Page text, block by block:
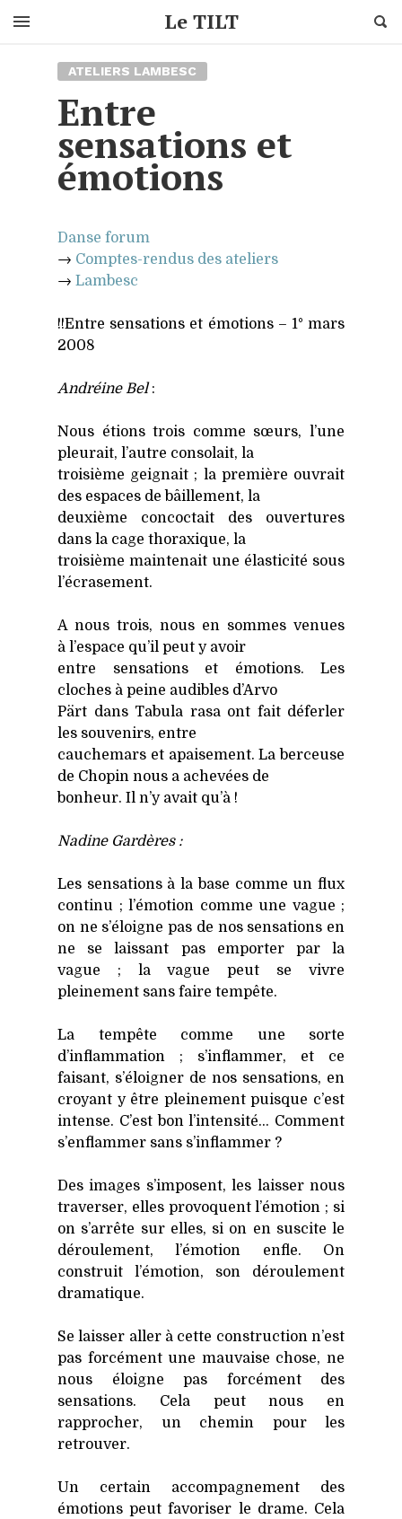
Le TILT
ATELIERS LAMBESC
Entre
sensations et
émotions
Danse forum
→ Comptes-ren­dus des ate­liers
→ Lam­besc
!!Entre sen­sa­tions et émo­tions – 1° mars
2008
Andréine Bel:
Nous étions trois comme sœurs, l’une
pleu­rait, l’autre conso­lait, la
troi­sième gei­gnait ; la pre­mière ouvrait
des espaces de bâille­ment, la
deuxième concoc­tait des ouver­tures
dans la cage tho­raxique, la
troi­sième main­te­nait une élas­ti­ci­té sous
l’écrasement.
A nous trois, nous en sommes venues
à l’espace qu’il peut y avoir
entre sen­sa­tions et émo­tions. Les
cloches à peine audibles d’Arvo
Pärt dans Tabu­la rasa ont fait défer­ler
les sou­ve­nirs, entre
cau­che­mars et apai­se­ment. La ber­ceuse
de Cho­pin nous a ache­vées de
bon­heur. Il n’y avait qu’à !
Nadine Gar­dères :
Les sen­sa­tions à la base comme un flux
conti­nu ; l’émotion comme une vague ;
on ne s’éloigne pas de nos sen­sa­tions en
ne se lais­sant pas empor­ter par la
vague ; la vague peut se vivre
plei­ne­ment sans faire tem­pête.
La tem­pête comme une sorte
d’inflammation ; s’inflammer, et ce
fai­sant, s’éloigner de nos sen­sa­tions, en
croyant y être plei­ne­ment puisque c’est
intense. C’est bon l’intensité… Com­ment
s’enflammer sans s’inflammer ?
Des images s’imposent, les lais­ser nous
tra­ver­ser, elles pro­voquent l’émotion ; si
on s’arrête sur elles, si on en sus­cite le
dérou­le­ment, l’émotion enfle. On
construit l’émotion, son dérou­le­ment
dra­ma­tique.
Se lais­ser aller à cette construc­tion n’est
pas for­cé­ment une mau­vaise chose, ne
nous éloigne pas for­cé­ment des
sen­sa­tions. Cela peut nous en
rap­pro­cher, un che­min pour les
retrou­ver.
Un cer­tain accom­pa­gne­ment des
émo­tions peut favo­ri­ser le drame. Cela